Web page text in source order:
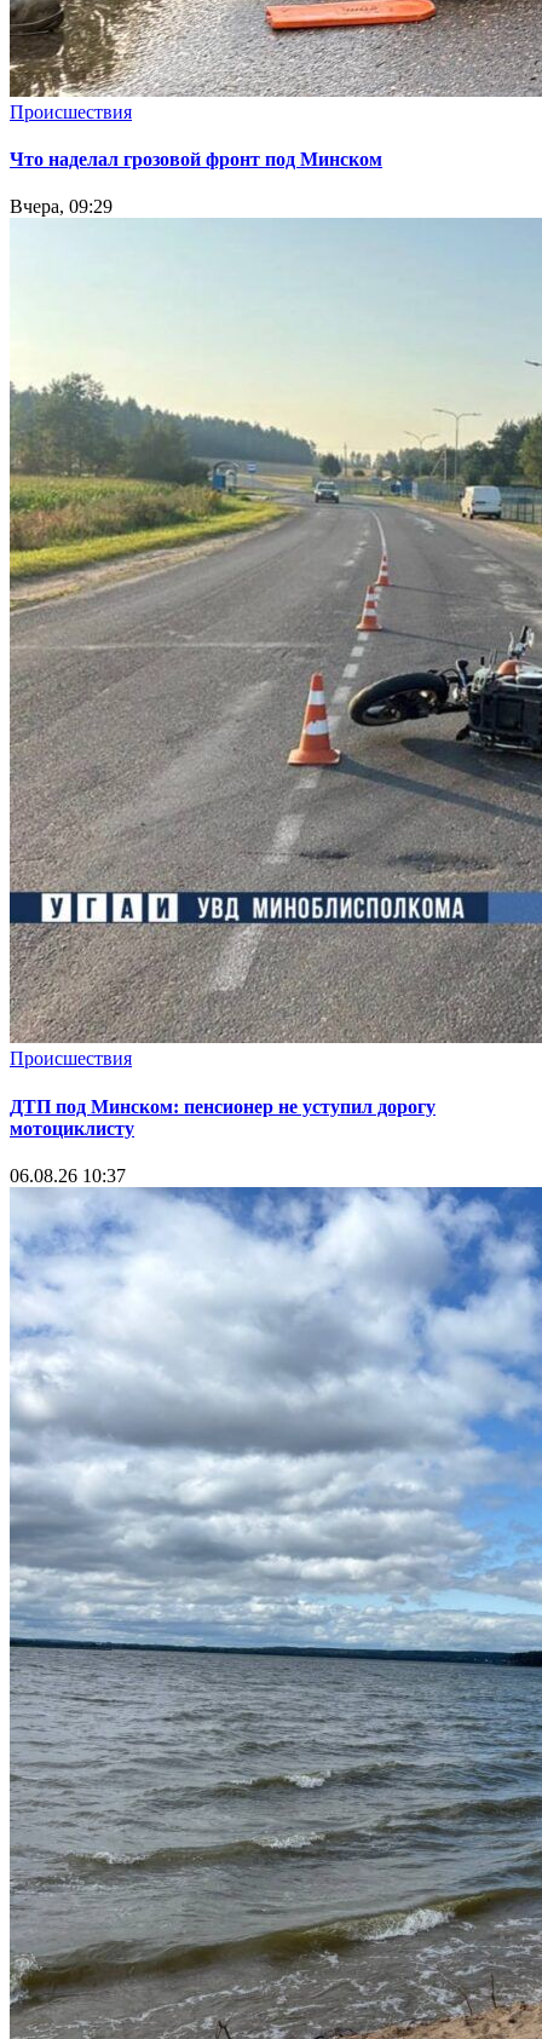
Происшествия
Что наделал грозовой фронт под Минском
Вчера, 09:29
Происшествия
ДТП под Минском: пенсионер не уступил дорогу
мотоциклисту
06.08.26 10:37